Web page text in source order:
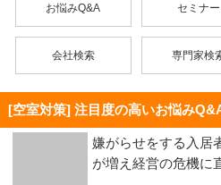
お悩みQ&A セミナー
会社検索 専門家検
[空室対策] 注目度の高いお悩み
嫌がらせをする入居
が増え経営の危機に